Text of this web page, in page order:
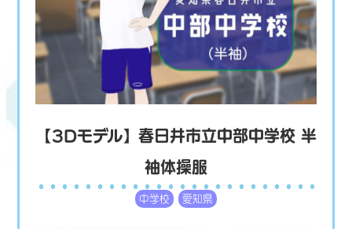
【3Dモデル】春日井市立中部中学校 半
袖体操服
中学校 愛知県